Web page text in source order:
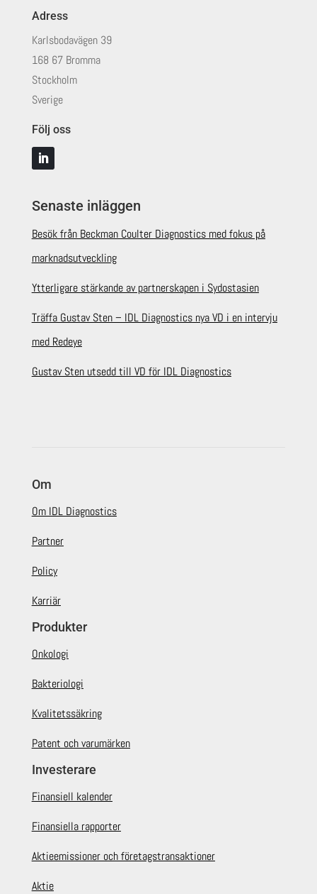
Adress
Karlsbodavägen 39
168 67 Bromma
Stockholm
Sverige
Följ oss
Senaste inläggen
Besök från Beckman Coulter Diagnostics med fokus på
marknadsutveckling
Ytterligare stärkande av partnerskapen i Sydostasien
Träffa Gustav Sten – IDL Diagnostics nya VD i en intervju
med Redeye
Gustav Sten utsedd till VD för IDL Diagnostics
Om
Om IDL Diagnostics
Partner
Policy
Karriär
Produkter
Onkologi
Bakteriologi
Kvalitetssäkring
Patent och varumärken
Investerare
Finansiell kalender
Finansiella rapporter
Aktieemissioner och företagstransaktioner
Aktie